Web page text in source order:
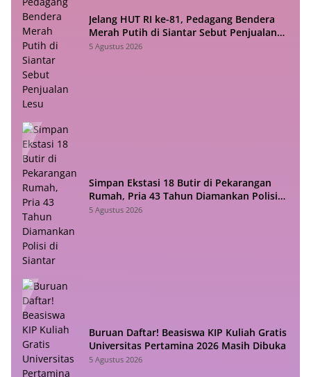
Jelang HUT RI ke-81, Pedagang Bendera
Merah Putih di Siantar Sebut Penjualan
Lesu
5 Agustus 2026
Simpan Ekstasi 18 Butir di Pekarangan
Rumah, Pria 43 Tahun Diamankan Polisi
di Siantar
5 Agustus 2026
Buruan Daftar! Beasiswa KIP Kuliah Gratis
Universitas Pertamina 2026 Masih Dibuka
5 Agustus 2026